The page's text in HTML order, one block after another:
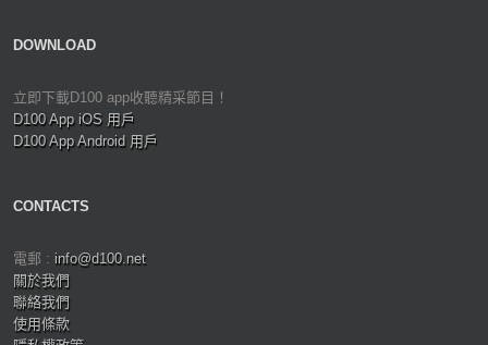
DOWNLOAD
立即下載D100 app收聽精采節目！
D100 App iOS 用戶
D100 App Android 用戶
CONTACTS
電郵 : info@d100.net
關於我們
聯絡我們
使用條款